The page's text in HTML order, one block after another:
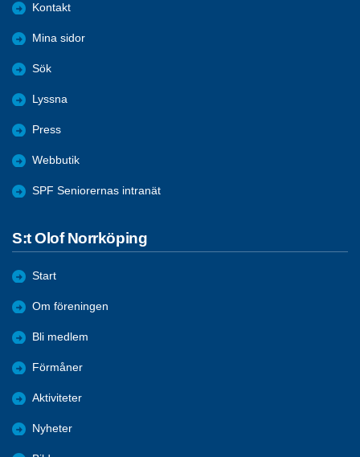
Kontakt
Mina sidor
Sök
Lyssna
Press
Webbutik
SPF Seniorernas intranät
S:t Olof Norrköping
Start
Om föreningen
Bli medlem
Förmåner
Aktiviteter
Nyheter